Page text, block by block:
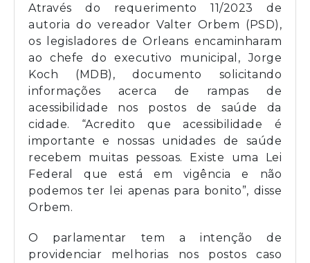
Através do requerimento 11/2023 de
autoria do vereador Valter Orbem (PSD),
os legisladores de Orleans encaminharam
ao chefe do executivo municipal, Jorge
Koch (MDB), documento solicitando
informações acerca de rampas de
acessibilidade nos postos de saúde da
cidade. “Acredito que acessibilidade é
importante e nossas unidades de saúde
recebem muitas pessoas. Existe uma Lei
Federal que está em vigência e não
podemos ter lei apenas para bonito”, disse
Orbem.
O parlamentar tem a intenção de
providenciar melhorias nos postos caso